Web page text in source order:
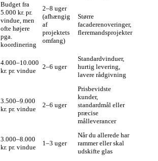
Budget fra
5.000 kr. pr.
vindue, men
ofte højere
pga.
koordinering
2–8 uger
(afhængig
af
projektets
omfang)
Større
facaderenoveringer,
fleremandsprojekter
4.000–10.000
kr. pr. vindue
2–6 uger
Standardvinduer,
hurtig levering,
lavere rådgivning
3.500–9.000
kr. pr. vindue
2–6 uger
Prisbevidste
kunder,
standardmål eller
præcise
målleverancer
3.000–8.000
kr. pr. vindue
1–3 uger
Når du allerede har
rammer eller skal
udskifte glas